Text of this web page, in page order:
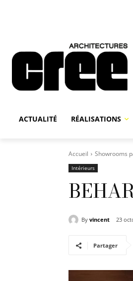
ACTUALITÉ RÉALISATIONS
Accueil Showrooms
Intérieurs
By vincent 23
Partager